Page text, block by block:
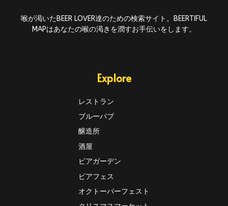
喉が渇いたBEER LOVER達のための検索サイト。BEERTIFUL
MAPはあなたの喉の渇きを潤すお手伝いをします。
Explore
レストラン
ブルーパブ
醸造所
酒屋
ビアガーデン
ビアフェス
オクトーバーフェスト